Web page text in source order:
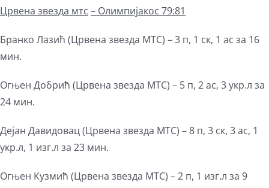
Црвена звезда мтс – Олимпијакос 79:81
Бранко Лазић (Црвена звезда МТС) – 3 п, 1 ск, 1 ас за 16
мин.
Огњен Добрић (Црвена звезда МТС) – 5 п, 2 ас, 3 укр.л за
24 мин.
Дејан Давидовац (Црвена звезда МТС) – 8 п, 3 ск, 3 ас, 1
укр.л, 1 изг.л за 23 мин.
Огњен Кузмић (Црвена звезда МТС) – 2 п, 1 изг.л за 9